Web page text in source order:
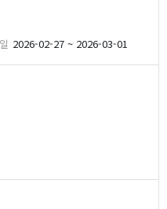
2026-02-27 ~ 2026-03-01